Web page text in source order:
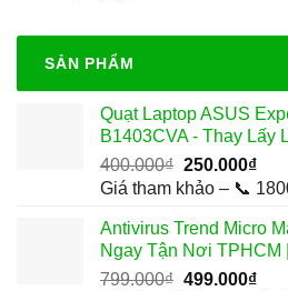
SẢN PHẨM
Quạt Laptop ASUS
B1403CVA - Thay Lấy
400.000₫ Giá
gốc
400.000₫.
250.000₫Giá
là:
Giá tham khảo – 📞
Antivirus Trend Micro
Ngay Tận Nơi TPHCM
799.000₫ Giá
499.000₫Giá